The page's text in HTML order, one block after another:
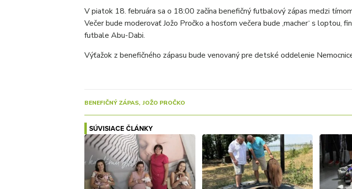
V piatok 18. februára sa o 18:00 začína benefičný futbalový zápas medzi
Večer bude moderovať Jožo Pročko a hosťom večera bude ‚macher‘ s loptou,
futbale Abu-Dabi.
Výťažok z benefičného zápasu bude venovaný pre detské oddelenie
BENEFIČNÝ ZÁPAS JOŽO PROČKO
SÚVISIACE ČLÁNKY